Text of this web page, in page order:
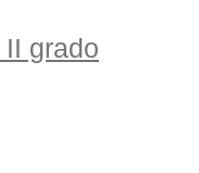
grado